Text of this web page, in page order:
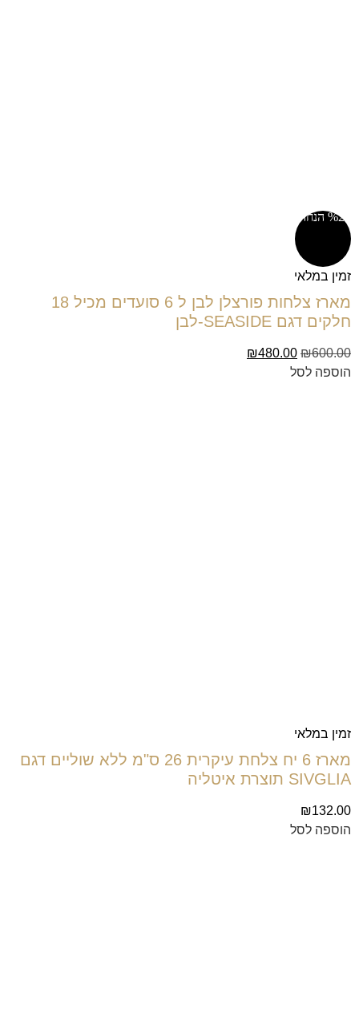
%20 הנחה!
זמין במלאי
מארז צלחות פורצלן לבן ל 6 סועדים מכיל 18
חלקים דגם SEASIDE-לבן
₪600.00
₪480.00
הוספה לסל
זמין במלאי
מארז 6 יח צלחת עיקרית 26 ס"מ ללא שוליים דגם
SIVGLIA תוצרת איטליה
₪132.00
הוספה לסל